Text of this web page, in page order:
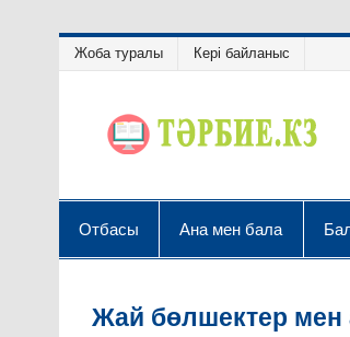
Жоба туралы Кері байланыс
Отбасы Ана мен бала
Жай бөлшектер мен